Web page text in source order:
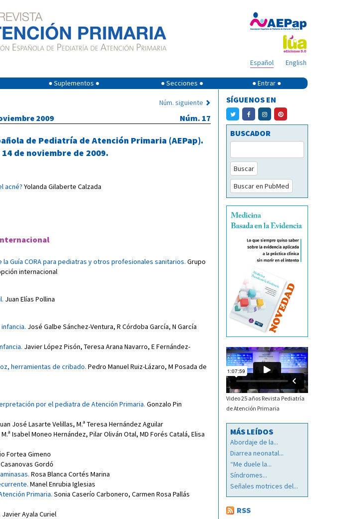
English
Español
● Suplementos ● ● Secciones ● ● Entrar ●
Núm. siguiente
2009 Núm. 17
de Pediatría de Atención Primaria (AEPap).
de noviembre de 2009.
acné? Yolanda Gilaberte Calzada
Guía CORA para pediatras y otros profesionales sanitarios. Grupo
internacional
. Juan Elías Pollina
. José Galbe Sánchez-Ventura, R Córdoba García, N García
. Javier López Pisón, Teresa Arana Navarro, E Fernández-
herramientas de cribado. Pedro Manuel Ruiz-Lázaro, M Posada de
por el pediatra de Atención Primaria. Gonzalo Pin
José Lasarte Velillas, M.ª Teresa Hernández Aguilar
M.ª Isabel Moneo Hernández, Pilar Oliván Otal, MD Forés Catalá, Elisa
Fortea Gimeno
Gordó
. Rosa Blanca Cortés Marina
. Manel Enrubia Iglesias
Primaria. Sonia Caserío Carbonero, Carmen Rosa Pallás
Javier Ayala Curiel
SÍGUENOS EN
BUSCADOR
Buscar
Buscar en PubMed
Video 25 años Revista Pediatría
de Atención Primaria
MÁS LEÍDOS
Abordaje de la...
Diarrea neonatal...
“Me duele la...
Síndromes...
Señales motrices del...
RSS